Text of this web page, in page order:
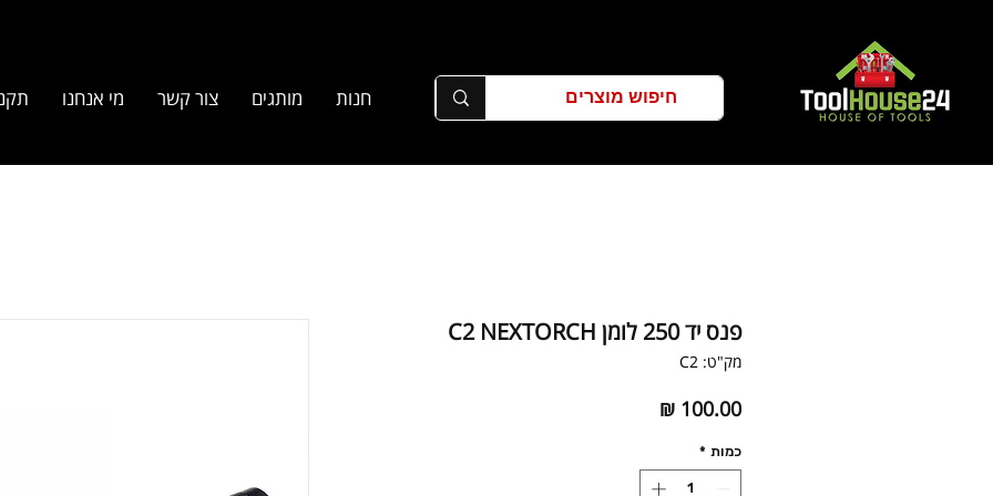
חנות מותגים צור קשר מי אנחנו
פנס יד 250 לומן C2 NEXTORCH
מק"ט: C2
כמות *